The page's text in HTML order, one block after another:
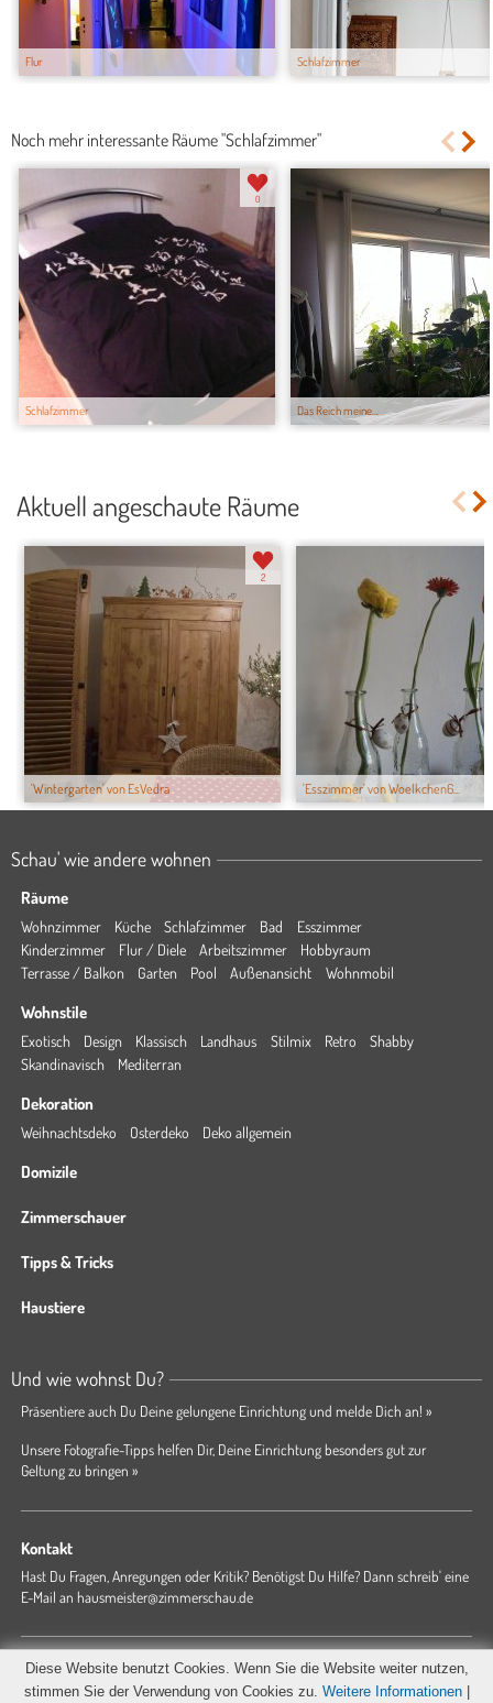
Flur Schlafzimmer
Noch mehr interessante Räume "Schlafzimmer"
Schlafzimmer
0
Das Reich meine...
Aktuell angeschaute Räume
'Wintergarten' von EsVedra
2
'Esszimmer' von Woelkchen6...
Schau' wie andere wohnen
Räume
Wohnzimmer Küche Schlafzimmer Bad
Esszimmer
Kinderzimmer
Flur / Diele Arbeitszimmer
Hobbyraum
Terrasse / Balkon
Garten Pool Außenansicht Wohnmobil
Wohnstile
Exotisch Design Klassisch Landhaus Stilmix Retro
Shabby
Skandinavisch
Mediterran
Dekoration
Weihnachtsdeko Osterdeko Deko allgemein
Domizile
Zimmerschauer
Tipps & Tricks
Haustiere
Und wie wohnst Du?
Präsentiere auch Du Deine gelungene Einrichtung und melde Dich an! »
Unsere Fotografie-Tipps helfen Dir, Deine Einrichtung besonders gut zur
Geltung zu bringen »
Kontakt
Hast Du Fragen, Anregungen oder Kritik? Benötigst Du Hilfe? Dann schreib' eine
E-Mail an hausmeister@zimmerschau.de
Forum Magazin AGB Presse Datenschutz
Impressum
Hausordnung
Diese Website benutzt Cookies. Wenn Sie die Website weiter nutzen,
stimmen Sie der Verwendung von Cookies zu. Weitere Informationen